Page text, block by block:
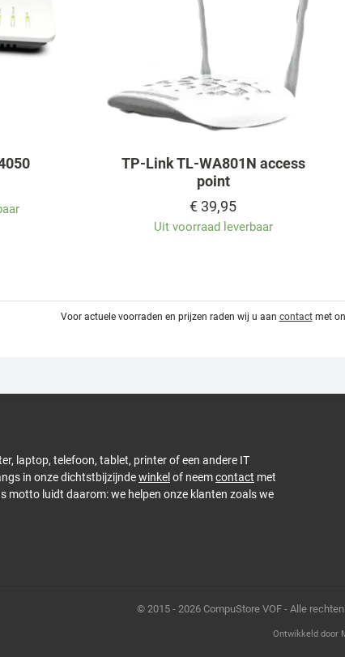
TP-Link TL-WA801N access
point
€ 39,95
Uit voorraad leverbaar
Voor actuele voorraden en prijzen raden wij u aan contactmet
laptop, telefoon, tablet, printer of een andere IT
in onze dichtstbijzijndewinkel of neemcontact met
motto luidt daarom: we helpen onze klanten zoals we
© 2015 - 2026 CompuStore VOF - Alle
Ontwikkeld door